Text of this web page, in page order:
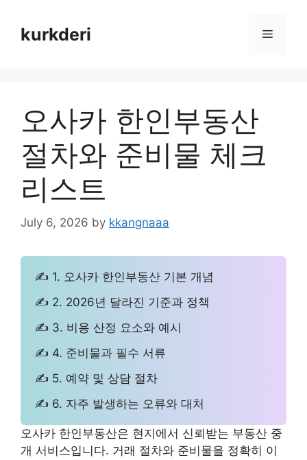
contentkurkderi Menu
오사카 한인부동산
절차와 준비물 체크
리스트
July 6, 2026 by kkangnaaa
✍ 1. 오사카 한인부동산 기본 개념
✍ 2. 2026년 달라진 기준과 정책
✍ 3. 비용 산정 요소와 예시
✍ 4. 준비물과 필수 서류
✍ 5. 예약 및 상담 절차
✍ 6. 자주 발생하는 오류와 대처
오사카 한인부동산은 현지에서 신뢰받는 부동산 중
개 서비스입니다. 거래 절차와 준비물을 정확히 이